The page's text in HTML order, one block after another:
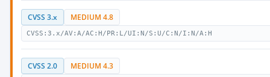
CVSS 3.x MEDIUM 4.8
CVSS:3.x/AV:A/AC:H/PR:L/UI:N/S:U/C:N/I:N/A:H
CVSS 2.0 MEDIUM 4.3